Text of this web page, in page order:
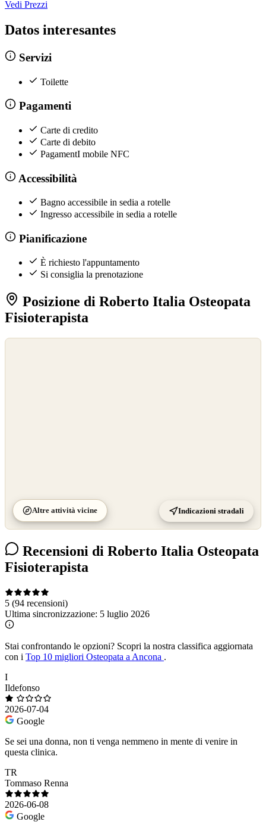
Vedi Prezzi
Datos interesantes
Servizi
Toilette
Pagamenti
Carte di credito
Carte di debito
PagamentI mobile NFC
Accessibilità
Bagno accessibile in sedia a rotelle
Ingresso accessibile in sedia a rotelle
Pianificazione
È richiesto l'appuntamento
Si consiglia la prenotazione
Posizione di Roberto Italia Osteopata
Fisioterapista
Altre attività vicine Indicazioni stradali
Recensioni di Roberto Italia Osteopata
Fisioterapista
5 (94 recensioni)
Ultima sincronizzazione: 5 luglio 2026
Stai confrontando le opzioni? Scopri la nostra classifica aggiornata
con i Top 10 migliori Osteopata a Ancona .
I
Ildefonso
2026-07-04
Google
Se sei una donna, non ti venga nemmeno in mente di venire in
questa clinica.
TR
Tommaso Renna
2026-06-08
Google